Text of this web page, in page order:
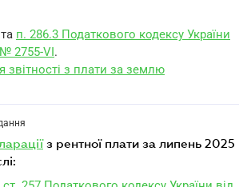
та п. 286.3 Податкового кодексу України
2755-VI.
звітності з плати за землю
з рентної плати за липень 2025